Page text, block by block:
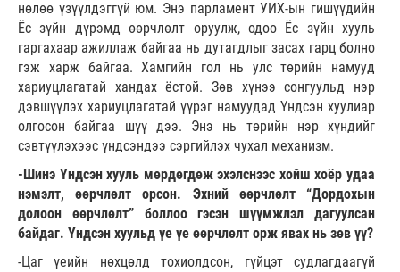
нөлөө үзүүлдэггүй юм. Энэ парламент УИХ-ын гишүүдийн
Ёс зүйн дүрэмд өөрчлөлт оруулж, одоо Ёс зүйн хууль
гаргахаар ажиллаж байгаа нь дутагдлыг засах гарц болно
гэж харж байгаа. Хамгийн гол нь улс төрийн намууд
хариуцлагатай хандах ёстой. Зөв хүнээ сонгуульд нэр
дэвшүүлэх хариуцлагатай үүрэг намуудад Үндсэн хуулиар
олгосон байгаа шүү дээ. Энэ нь төрийн нэр хүндийг
сэвтүүлэхээс үндсэндээ сэргийлэх чухал механизм.
-Шинэ Үндсэн хууль мөрдөгдөж эхэлснээс хойш хоёр удаа
нэмэлт, өөрчлөлт орсон. Эхний өөрчлөлт “Дордохын
долоон өөрчлөлт” боллоо гэсэн шүүмжлэл дагуулсан
байдаг. Үндсэн хуульд үе үе өөрчлөлт орж явах нь зөв үү?
-Цаг үеийн нөхцөлд тохиолдсон, гүйцэт судлагдаагүй